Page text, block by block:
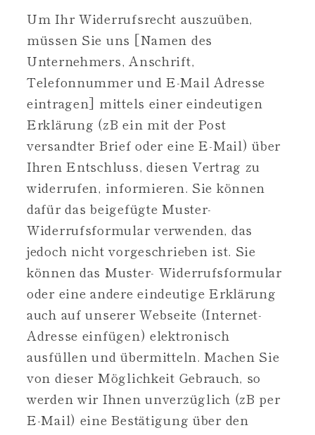
Um Ihr Widerrufsrecht auszuüben,
müssen Sie uns [Namen des
Unternehmers, Anschrift,
Telefonnummer und E-Mail Adresse
eintragen] mittels einer eindeutigen
Erklärung (zB ein mit der Post
versandter Brief oder eine E-Mail) über
Ihren Entschluss, diesen Vertrag zu
widerrufen, informieren. Sie können
dafür das beigefügte Muster-
Widerrufsformular verwenden, das
jedoch nicht vorgeschrieben ist. Sie
können das Muster- Widerrufsformular
oder eine andere eindeutige Erklärung
auch auf unserer Webseite (Internet-
Adresse einfügen) elektronisch
ausfüllen und übermitteln. Machen Sie
von dieser Möglichkeit Gebrauch, so
werden wir Ihnen unverzüglich (zB per
E-Mail) eine Bestätigung über den